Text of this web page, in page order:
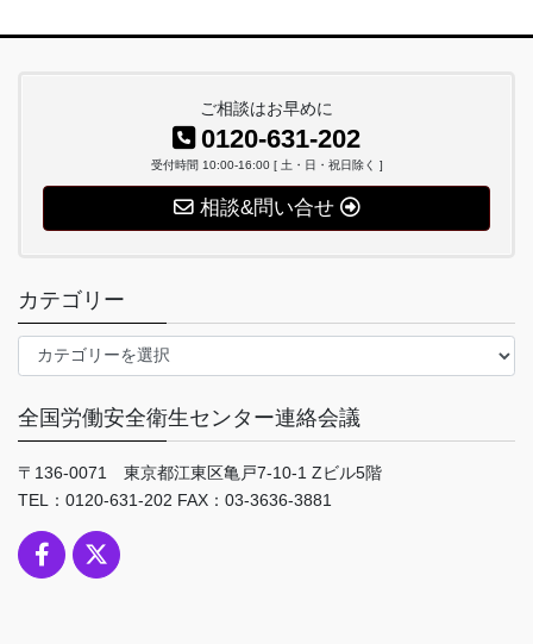
ご相談はお早めに
0120-631-202
受付時間 10:00-16:00 [ 土・日・祝日除く ]
相談&問い合せ
カテゴリー
テ
リ
ー
全国労働安全衛生センター連絡会議
〒136-0071 東京都江東区亀戸7-10-1 Zビル5階
TEL：0120-631-202 FAX：03-3636-3881